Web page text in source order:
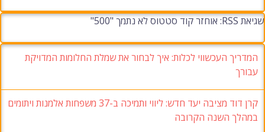
שגיאת RSS: אוחזר קוד סטטוס לא נתמך "500"
המדריך העכשווי לכלות: איך לבחור את שמלת החלומות המדויקת
עבורך
קרן דוד מציבה יעד חדש: ליווי ותמיכה ב-37 משפחות אלמנות ויתומים
במהלך השנה הקרובה